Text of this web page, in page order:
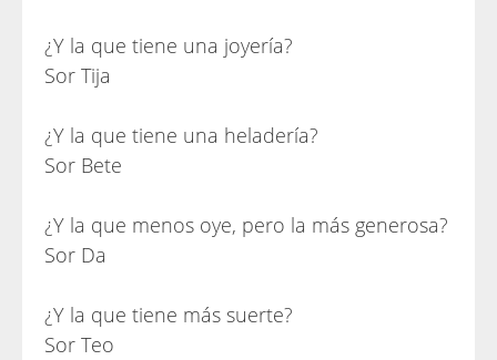
¿Y la que tiene una joyería?
Sor Tija
¿Y la que tiene una heladería?
Sor Bete
¿Y la que menos oye, pero la más generosa?
Sor Da
¿Y la que tiene más suerte?
Sor Teo